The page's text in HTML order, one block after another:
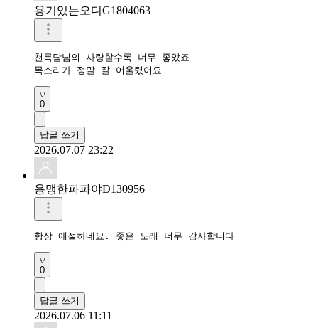
용기있는오디G1804063
천록담님의 사랑할수록 너무 좋았죠
목소리가 정말 잘 어울렸어요
0
답글 쓰기
2026.07.07 23:22
용맹한파파야D130956
항상 애절하네요. 좋은 노래 너무 감사합니다
0
답글 쓰기
2026.07.06 11:11